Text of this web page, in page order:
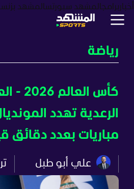
أخبار برامجالمشهد سبورتسالمشهد بزنس
رياضة
كأس
الرعدية تهدد
مباريات بعدد دقائق
علي أبو طبل